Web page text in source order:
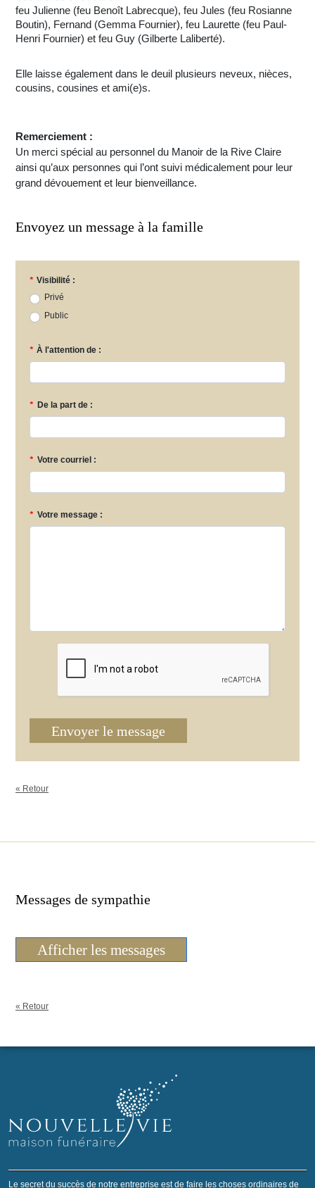
feu Julienne (feu Benoît Labrecque), feu Jules (feu Rosianne
Boutin), Fernand (Gemma Fournier), feu Laurette (feu Paul-
Henri Fournier) et feu Guy (Gilberte Laliberté).
Elle laisse également dans le deuil plusieurs neveux, nièces,
cousins, cousines et ami(e)s.
Remerciement :
Un merci spécial au personnel du Manoir de la Rive Claire
ainsi qu’aux personnes qui l’ont suivi médicalement pour leur
grand dévouement et leur bienveillance.
Envoyez un message à la famille
* Visibilité :
Privé
Public
* À l'attention de :
* De la part de :
* Votre courriel :
* Votre message :
Envoyer le message
« Retour
Messages de sympathie
Afficher les messages
« Retour
Le secret du succès de notre entreprise est de faire les choses ordinaires de